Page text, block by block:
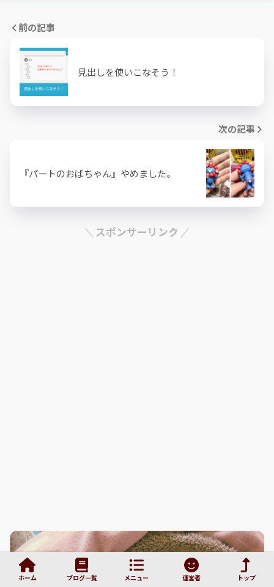
前の記事
見出しを使いこなそう！
次の記事
『パートのおばちゃん』やめました。
スポンサーリンク
ホーム ブログ一覧 メニュー 運営者 トップ